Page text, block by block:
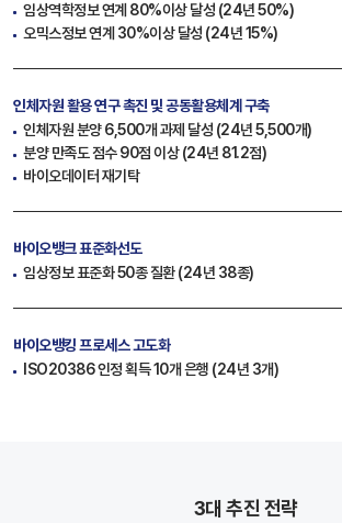
임상역학정보 연계 80%이상 달성 (24년 50%)
오믹스정보 연계 30%이상 달성 (24년 15%)
인체자원 활용 연구 촉진 및 공동활용체계 구축
인체자원 분양 6,500개 과제 달성 (24년 5,500개)
분양 만족도 점수 90점 이상 (24년 81.2점)
바이오데이터 재기탁
바이오뱅크 표준화선도
임상정보 표준화 50종 질환 (24년 38종)
바이오뱅킹 프로세스 고도화
ISO20386 인정 획득 10개 은행 (24년 3개)
3대 추진 전략